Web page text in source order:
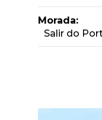
Morada:
Salir do